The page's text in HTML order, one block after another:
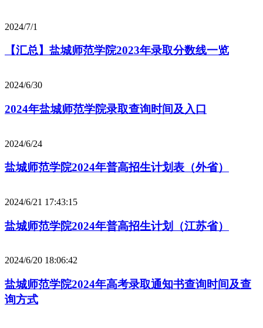
2024/7/1
【汇总】盐城师范学院2023年录取分数线一览
2024/6/30
2024年盐城师范学院录取查询时间及入口
2024/6/24
盐城师范学院2024年普高招生计划表（外省）
2024/6/21 17:43:15
盐城师范学院2024年普高招生计划（江苏省）
2024/6/20 18:06:42
盐城师范学院2024年高考录取通知书查询时间及查
询方式